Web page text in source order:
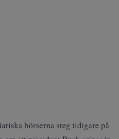
börserna steg tidigare på